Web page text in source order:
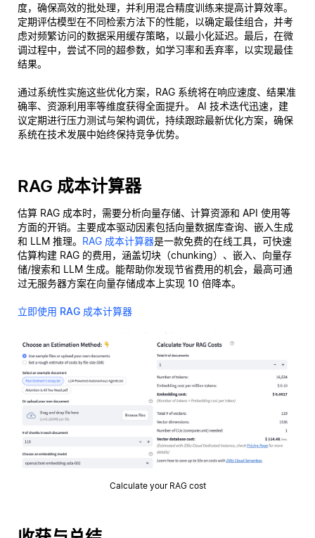
度，确保高效的批处理，并利用混合精度训练来提高计算效率。
定期评估模型在不同检索方法下的性能，以确定最佳组合，并考
虑对频繁访问的数据采用缓存策略，以最小化延迟。最后，在微
调过程中，尝试不同的超参数，如学习率和丢弃率，以实现最佳
结果。
通过系统性实施这些优化方案，RAG 系统将在响应速度、结果准
确率、资源利用率等维度获得全面提升。 AI 技术迭代迅速，建
议定期进行压力测试与架构调优，持续跟踪最新优化方案，确保
系统在技术发展中始终保持竞争优势。
RAG 成本计算器
估算 RAG 成本时，需要分析向量存储、计算资源和 API 使用等
方面的开销。主要成本驱动因素包括向量数据库查询、嵌入生成
和 LLM 推理。 RAG 成本计算器是一款免费的在线工具，可快速
估算构建 RAG 的费用，涵盖切块（chunking）、嵌入、向量存
储/搜索和 LLM 生成。能帮助你发现节省费用的机会，最高可通
过无服务器方案在向量存储成本上实现 10 倍降本。
立即使用 RAG 成本计算器
Calculate your RAG cost